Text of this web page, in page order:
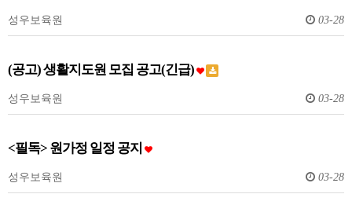
성우보육원 03-28
(공고) 생활지도원 모집 공고(긴급)
성우보육원 03-28
<필독> 원가정 일정 공지
성우보육원 03-28